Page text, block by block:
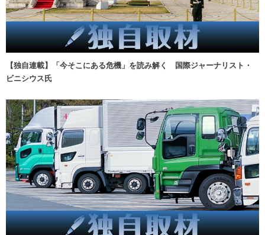
【独自連載】「今そこにある危機」を読み解く 国際ジャーナリスト・
ビニシウス氏